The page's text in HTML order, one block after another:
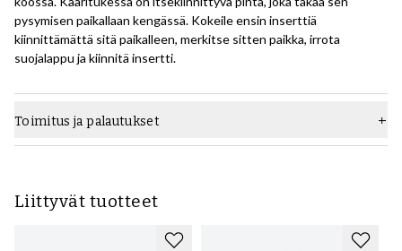
pysymisen paikallaan kengässä. Kokeile ensin inserttiä
kiinnittämättä sitä paikalleen, merkitse sitten paikka, irrota
suojalappu ja kiinnitä insertti.
Toimitus ja palautukset
Liittyvät tuotteet